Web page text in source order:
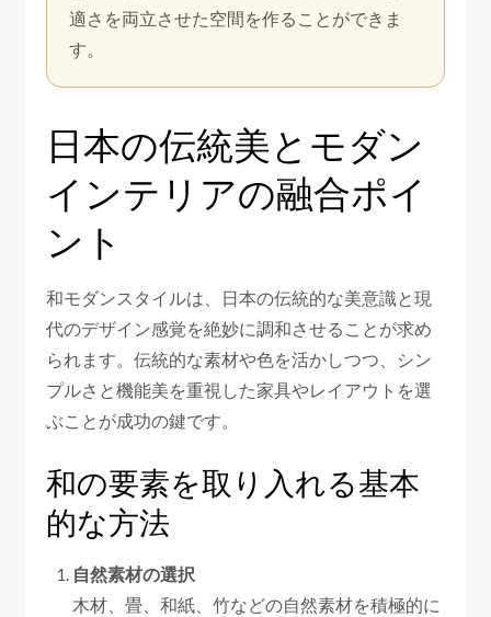
適さを両立させた空間を作ることができま
す。
日本の伝統美とモダン
インテリアの融合ポイ
ント
和モダンスタイルは、日本の伝統的な美意識と現
代のデザイン感覚を絶妙に調和させることが求め
られます。伝統的な素材や色を活かしつつ、シン
プルさと機能美を重視した家具やレイアウトを選
ぶことが成功の鍵です。
和の要素を取り入れる基本
的な方法
自然素材の選択
木材、畳、和紙、竹などの自然素材を積極的に